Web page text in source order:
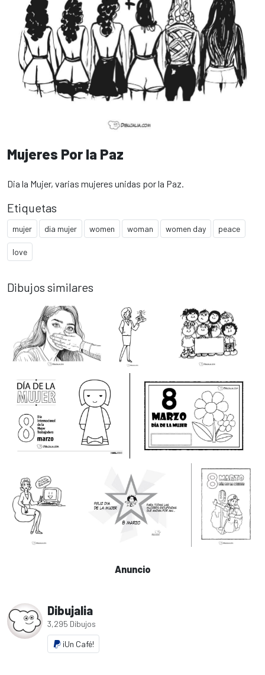
Mujeres Por la Paz
Dia la Mujer, varias mujeres unidas por la Paz.
Etiquetas
mujer dia mujer women woman women day peace
love
Dibujos similares
Anuncio
Dibujalia
3,295 Dibujos
¡Un Café!